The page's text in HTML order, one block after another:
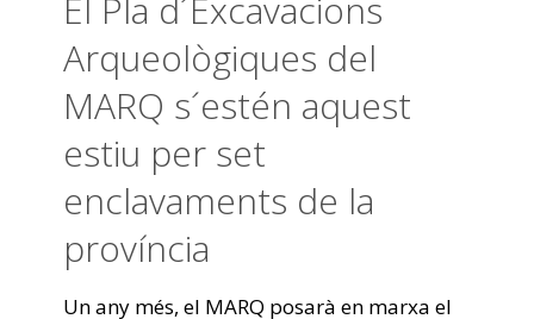
El Pla d´Excavacions
Arqueològiques del
MARQ s´estén aquest
estiu per set
enclavaments de la
província
Un any més, el MARQ posarà en marxa el